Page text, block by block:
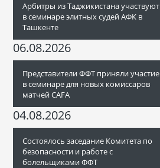
Арбитры из Таджикистана участвуют
в семинаре элитных судей АФК в
Ташкенте
06.08.2026
Представители ФФТ приняли участие
в семинаре для новых комиссаров
матчей CAFA
04.08.2026
Состоялось заседание Комитета по
безопасности и работе с
болельщиками ФФТ